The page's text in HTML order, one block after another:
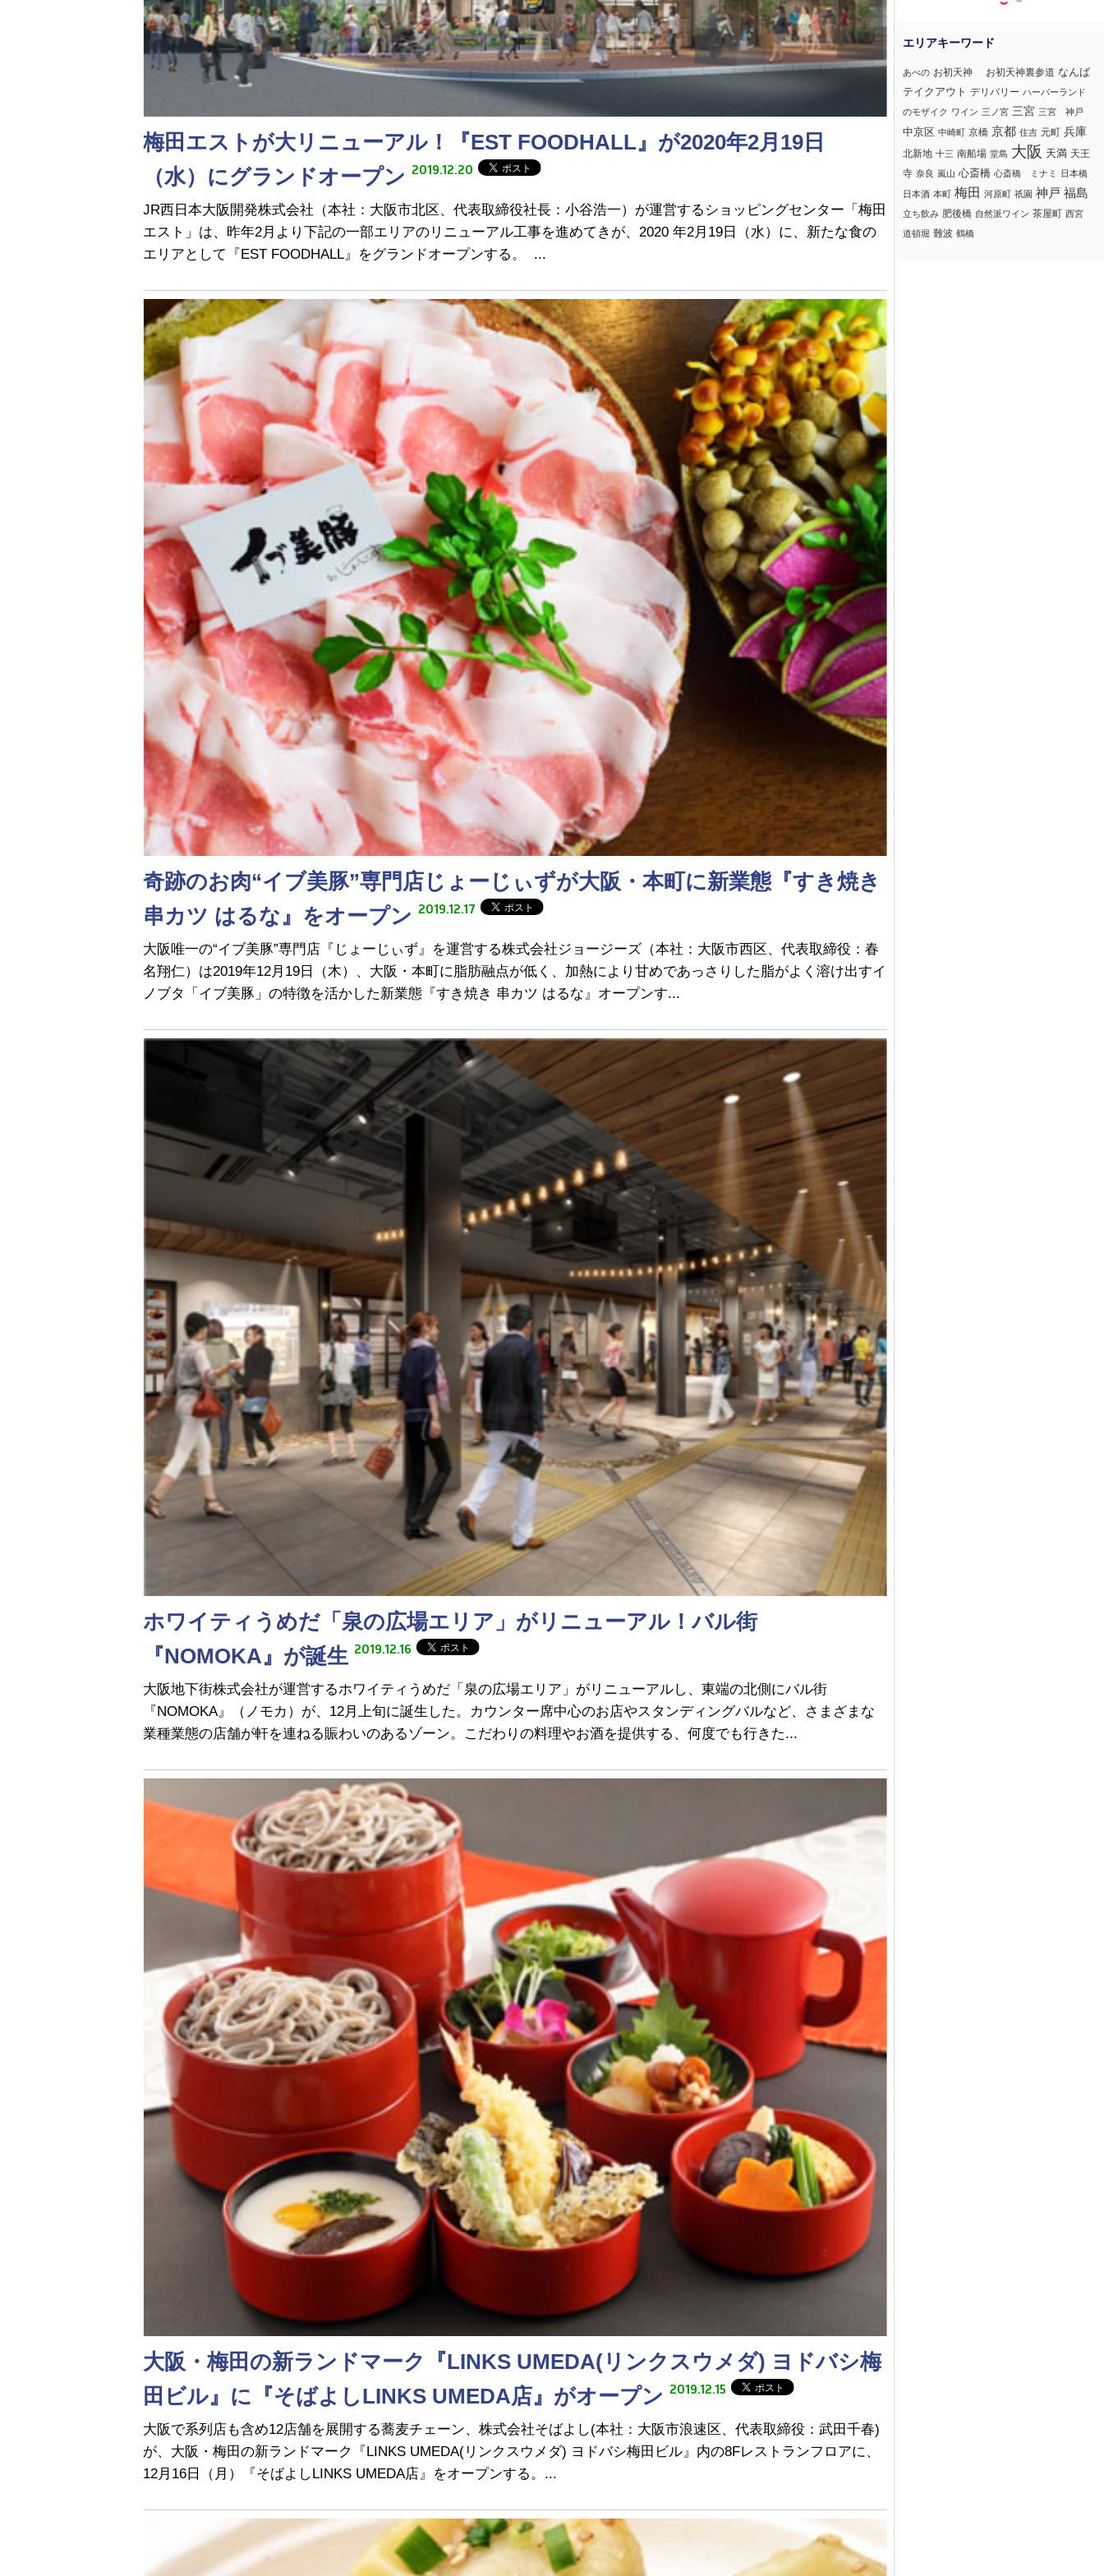
梅田エストが大リニューアル！『EST FOODHALL』が2020年2月19日
（水）にグランドオープン 2019.12.20
JR西日本大阪開発株式会社（本社：大阪市北区、代表取締役社長：小谷浩一）が運営するショッピングセンター「梅田
エスト」は、昨年2月より下記の一部エリアのリニューアル工事を進めてきが、2020 年2月19日（水）に、新たな食の
エリアとして『EST FOODHALL』をグランドオープンする。 ...
奇跡のお肉“イブ美豚”専門店じょーじぃずが大阪・本町に新業態『すき焼き
串カツ はるな』をオープン 2019.12.17
大阪唯一の“イブ美豚”専門店『じょーじぃず』を運営する株式会社ジョージーズ（本社：大阪市西区、代表取締役：春
名翔仁）は2019年12月19日（木）、大阪・本町に脂肪融点が低く、加熱により甘めであっさりした脂がよく溶け出すイ
ノブタ「イブ美豚」の特徴を活かした新業態『すき焼き 串カツ はるな』オープンす...
ホワイティうめだ「泉の広場エリア」がリニューアル！バル街
『NOMOKA』が誕生 2019.12.16
大阪地下街株式会社が運営するホワイティうめだ「泉の広場エリア」がリニューアルし、東端の北側にバル街
『NOMOKA』（ノモカ）が、12月上旬に誕生した。カウンター席中心のお店やスタンディングバルなど、さまざまな
業種業態の店舗が軒を連ねる賑わいのあるゾーン。こだわりの料理やお酒を提供する、何度でも行きた...
大阪・梅田の新ランドマーク『LINKS UMEDA(リンクスウメダ) ヨドバシ梅
田ビル』に『そばよしLINKS UMEDA店』がオープン 2019.12.15
大阪で系列店も含め12店舗を展開する蕎麦チェーン、株式会社そばよし(本社：大阪市浪速区、代表取締役：武田千春)
が、大阪・梅田の新ランドマーク『LINKS UMEDA(リンクスウメダ) ヨドバシ梅田ビル』内の8Fレストランフロアに、
12月16日（月）『そばよしLINKS UMEDA店』をオープンする。...
あべの お初天神 お初天神裏参道 なんば
テイクアウト デリバリー ハーバーランド
のモザイク ワイン 三ノ宮 三宮 三宮 神戸
中京区 中崎町 京橋 京都 住吉 元町 兵庫
北新地 十三 南船場 堂島 大阪 天満 天王
寺 奈良 嵐山 心斎橋 心斎橋 ミナミ 日本橋
日本酒 本町 梅田 河原町 祇園 神戸 福島
立ち飲み 肥後橋 自然派ワイン 茶屋町 西宮
道頓堀 難波 鶴橋